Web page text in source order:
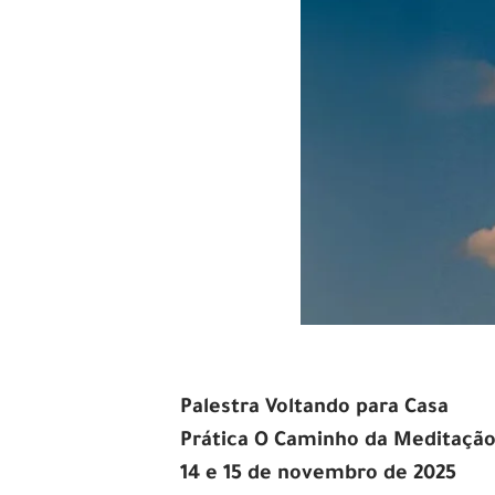
Palestra Voltando para Casa
Prática O Caminho da
14 e 15 de novembro de 2025